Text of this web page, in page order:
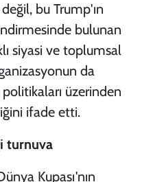
bu Trump'ın
bulunan
siyasi ve toplumsal
da
üzerinden
ifade etti.
turnuva
Kupası'nın